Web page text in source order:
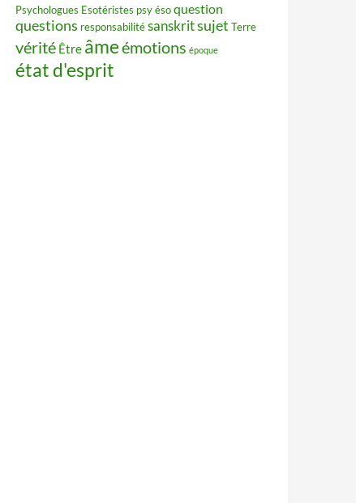
Psychologues Esotéristes psy ésoquestion
questions responsabilitésanskritsujet Terre
vérité Être âmeémotions époque
état d'esprit